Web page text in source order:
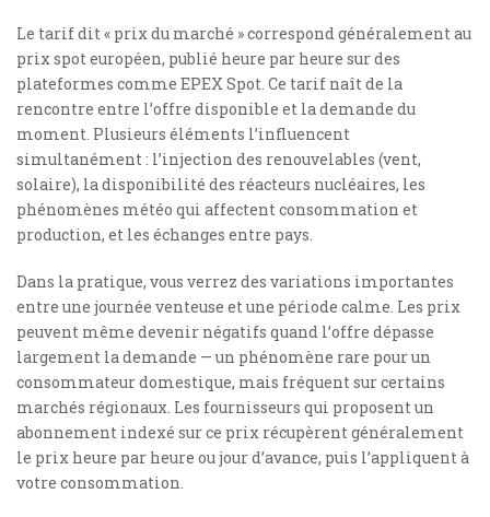
Le tarif dit « prix du marché » correspond généralement au
prix spot européen, publié heure par heure sur des
plateformes comme EPEX Spot. Ce tarif naît de la
rencontre entre l’offre disponible et la demande du
moment. Plusieurs éléments l’influencent
simultanément : l’injection des renouvelables (vent,
solaire), la disponibilité des réacteurs nucléaires, les
phénomènes météo qui affectent consommation et
production, et les échanges entre pays.
Dans la pratique, vous verrez des variations importantes
entre une journée venteuse et une période calme. Les prix
peuvent même devenir négatifs quand l’offre dépasse
largement la demande — un phénomène rare pour un
consommateur domestique, mais fréquent sur certains
marchés régionaux. Les fournisseurs qui proposent un
abonnement indexé sur ce prix récupèrent généralement
le prix heure par heure ou jour d’avance, puis l’appliquent à
votre consommation.